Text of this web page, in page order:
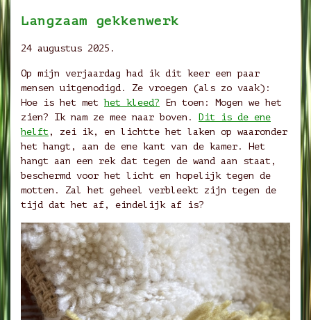
Langzaam gekkenwerk
24 augustus 2025.
Op mijn verjaardag had ik dit keer een paar
mensen uitgenodigd. Ze vroegen (als zo vaak):
Hoe is het methet kleed? En toen: Mogen we het
zien? Ik nam ze mee naar boven.
Dit is de ene
helft , zei ik, en lichtte het laken op waaronder
het hangt, aan de ene kant van de kamer. Het
hangt aan een rek dat tegen de wand aan staat,
beschermd voor het licht en hopelijk tegen de
motten. Zal het geheel verbleekt zijn tegen de
tijd dat het af, eindelijk af is?